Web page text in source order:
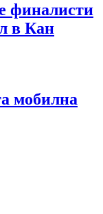
финалисти
в Кан
мобилна